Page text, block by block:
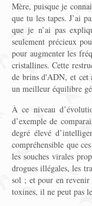
Mère, puisque je
que tu les tapes. J’ai
que je n’ai pas
seulement précieux
pour augmenter les
cristallines. Cette
de brins d'ADN, et cet
un meilleur équilibre
À ce niveau
d’exemple de
degré élevé
compréhensible que
les souches virales
drogues illégales, les
sol ; et pour en revenir
toxines, il ne peut pas